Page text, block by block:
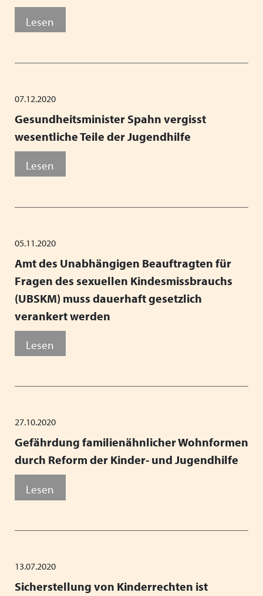
Lesen
07.12.2020
Gesundheitsminister Spahn vergisst
wesentliche Teile der Jugendhilfe
Lesen
05.11.2020
Amt des Unabhängigen Beauftragten für
Fragen des sexuellen Kindesmissbrauchs
(UBSKM) muss dauerhaft gesetzlich
verankert werden
Lesen
27.10.2020
Gefährdung familienähnlicher Wohnformen
durch Reform der Kinder- und Jugendhilfe
Lesen
13.07.2020
Sicherstellung von Kinderrechten ist